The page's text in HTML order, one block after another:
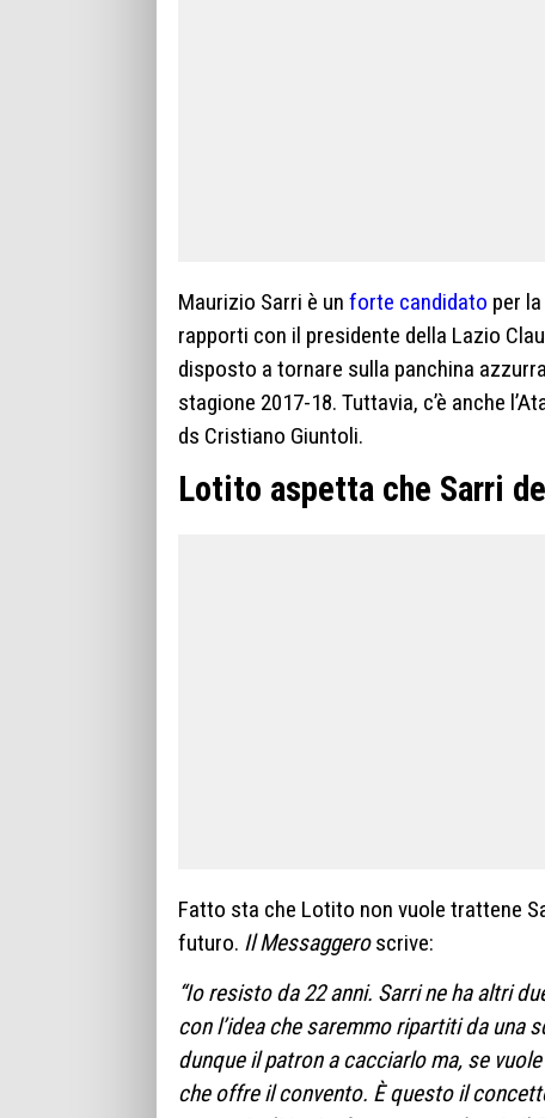
Maurizio Sarri è un forte candidato per
rapporti con il presidente della Lazio
disposto a tornare sulla panchina
stagione 2017-18. Tuttavia, c’è anche
ds Cristiano Giuntoli.
Lotito aspetta che Sarri
Fatto sta che Lotito non vuole trattene
futuro. Il Messaggeroscrive:
“Io resisto da 22 anni. Sarri ne ha altri
con l’idea che saremmo ripartiti da una
dunque il patron a cacciarlo ma, se
che offre il convento. È questo il